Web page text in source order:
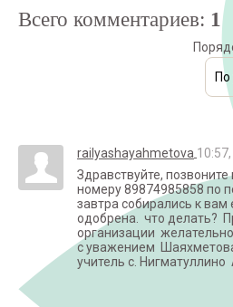
Всего комментариев: 1
railyashayahmetova
Здравствуйте,
номеру 89874985858 по
завтра собирались к вам
одобрена. что делать?
организации
с уважением
учитель с.